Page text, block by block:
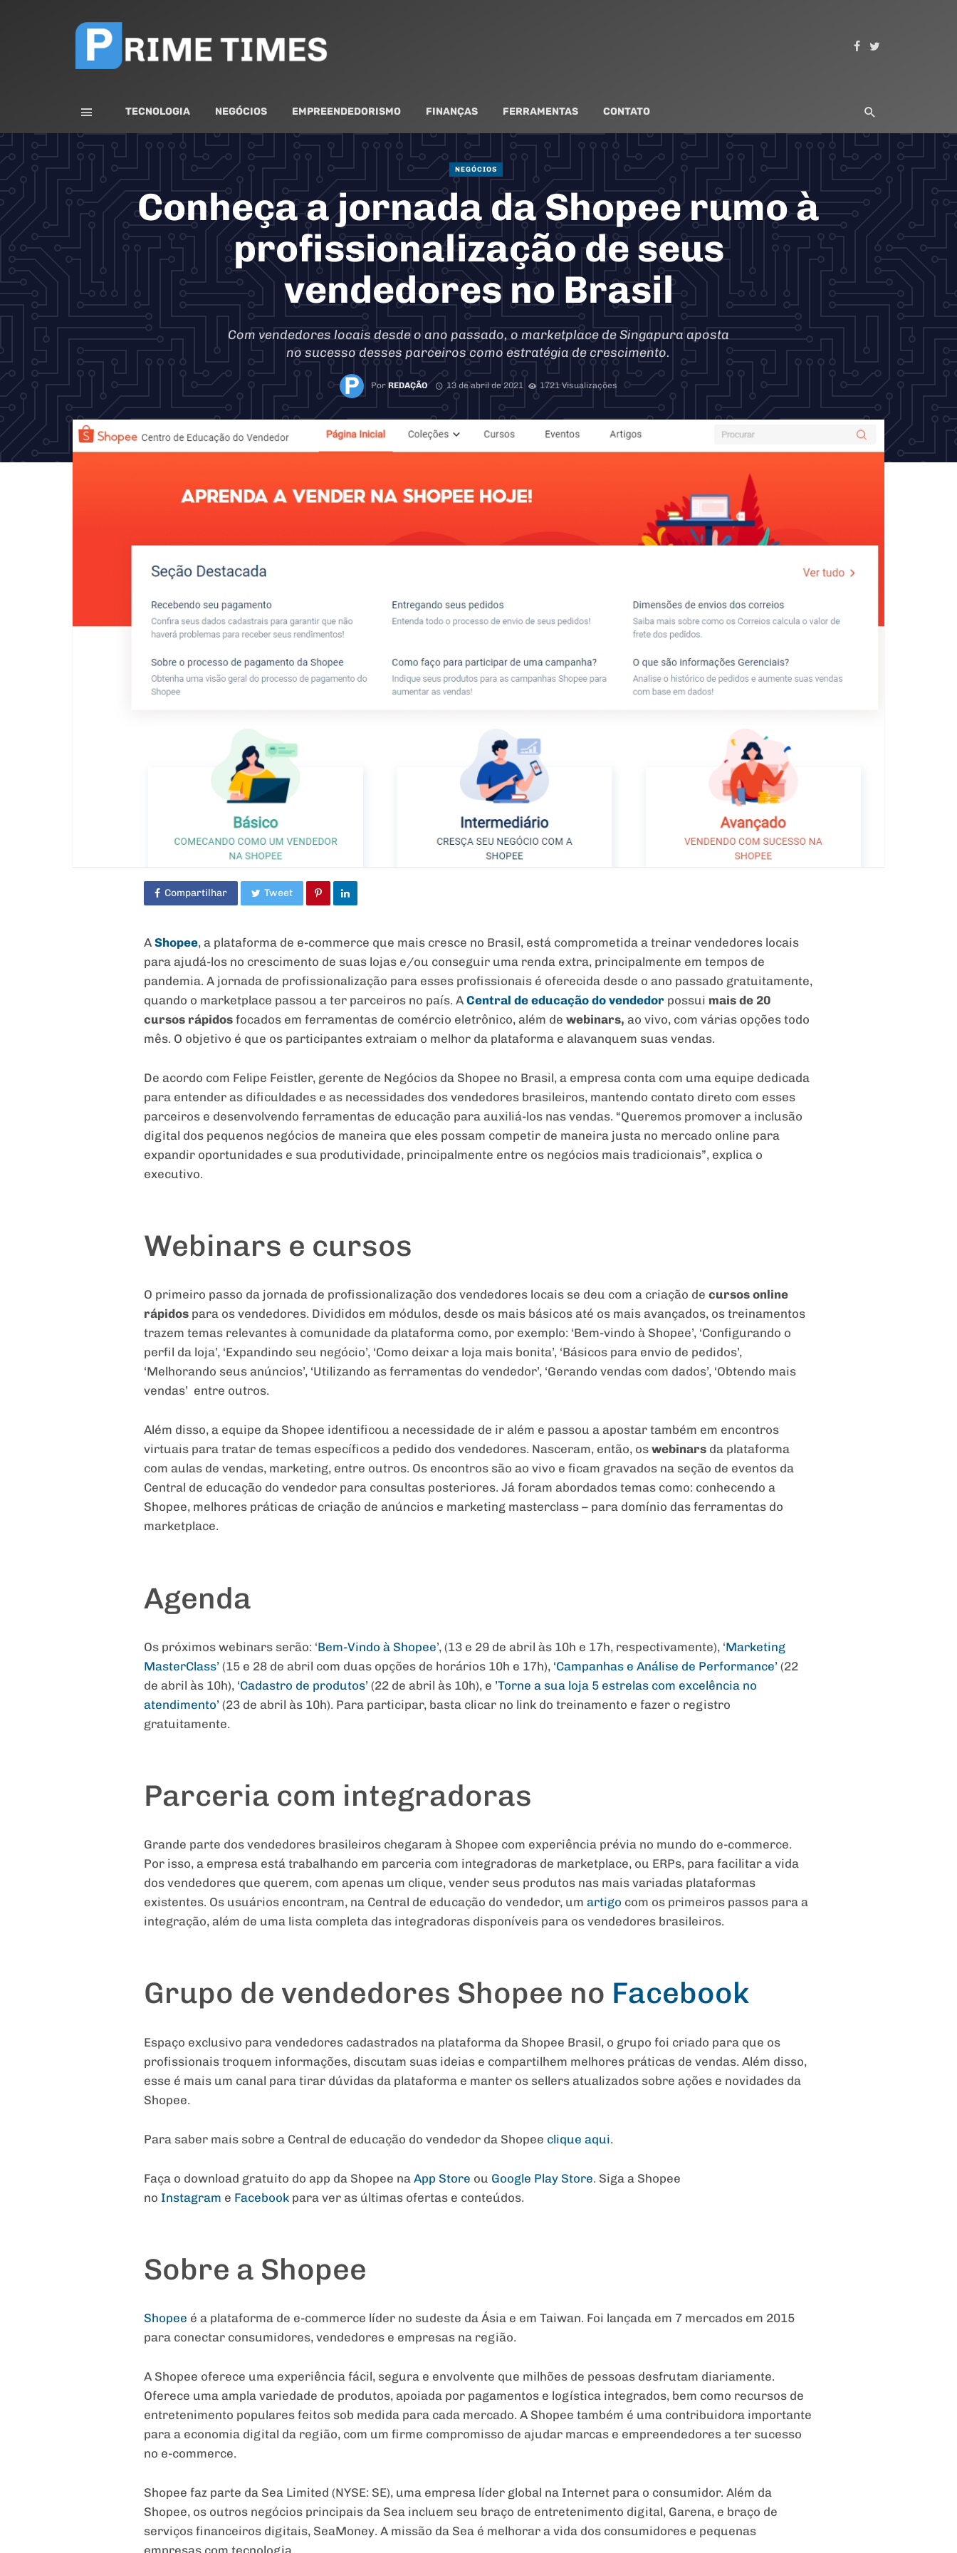
TECNOLOGIA NEGÓCIOS EMPREENDEDORISMO FINANÇAS FERRAMENTAS CONTATO
NEGÓCIOS
Conheça a jornada da Shopee rumo à
profissionalização de seus
vendedores no Brasil
Com vendedores locais desde o ano passado, o marketplace de Singapura aposta
no sucesso desses parceiros como estratégia de crescimento.
PorREDAÇÃO 13 de abril de 2021 1721 Visualizações
Compartilhar Tweet
A Shopee, a plataforma de e-commerce que mais cresce no Brasil, está comprometida a treinar vendedores locais
para ajudá-los no crescimento de suas lojas e/ou conseguir uma renda extra, principalmente em tempos de
pandemia. A jornada de profissionalização para esses profissionais é oferecida desde o ano passado gratuitamente,
quando o marketplace passou a ter parceiros no país. A Central de educação do vendedor possui mais de 20
cursos rápidos focados em ferramentas de comércio eletrônico, além de webinars, ao vivo, com várias opções todo
mês. O objetivo é que os participantes extraiam o melhor da plataforma e alavanquem suas vendas.
De acordo com Felipe Feistler, gerente de Negócios da Shopee no Brasil, a empresa conta com uma equipe dedicada
para entender as dificuldades e as necessidades dos vendedores brasileiros, mantendo contato direto com esses
parceiros e desenvolvendo ferramentas de educação para auxiliá-los nas vendas. “Queremos promover a inclusão
digital dos pequenos negócios de maneira que eles possam competir de maneira justa no mercado online para
expandir oportunidades e sua produtividade, principalmente entre os negócios mais tradicionais”, explica o
executivo.
Webinars e cursos
O primeiro passo da jornada de profissionalização dos vendedores locais se deu com a criação de cursos online
rápidos para os vendedores. Divididos em módulos, desde os mais básicos até os mais avançados, os treinamentos
trazem temas relevantes à comunidade da plataforma como, por exemplo: ‘Bem-vindo à Shopee’, ‘Configurando o
perfil da loja’, ‘Expandindo seu negócio’, ‘Como deixar a loja mais bonita’, ‘Básicos para envio de pedidos’,
‘Melhorando seus anúncios’, ‘Utilizando as ferramentas do vendedor’, ‘Gerando vendas com dados’, ‘Obtendo mais
vendas’ entre outros.
Além disso, a equipe da Shopee identificou a necessidade de ir além e passou a apostar também em encontros
virtuais para tratar de temas específicos a pedido dos vendedores. Nasceram, então, os webinars da plataforma
com aulas de vendas, marketing, entre outros. Os encontros são ao vivo e ficam gravados na seção de eventos da
Central de educação do vendedor para consultas posteriores. Já foram abordados temas como: conhecendo a
Shopee, melhores práticas de criação de anúncios e marketing masterclass – para domínio das ferramentas do
marketplace.
Agenda
Os próximos webinars serão: ‘Bem-Vindo à Shopee’, (13 e 29 de abril às 10h e 17h, respectivamente), ‘Marketing
MasterClass’ (15 e 28 de abril com duas opções de horários 10h e 17h), ‘Campanhas e Análise de Performance’ (22
de abril às 10h), ‘Cadastro de produtos’ (22 de abril às 10h), e ’Torne a sua loja 5 estrelas com excelência no
atendimento’ (23 de abril às 10h). Para participar, basta clicar no link do treinamento e fazer o registro
gratuitamente.
Parceria com integradoras
Grande parte dos vendedores brasileiros chegaram à Shopee com experiência prévia no mundo do e-commerce.
Por isso, a empresa está trabalhando em parceria com integradoras de marketplace, ou ERPs, para facilitar a vida
dos vendedores que querem, com apenas um clique, vender seus produtos nas mais variadas plataformas
existentes. Os usuários encontram, na Central de educação do vendedor, um artigo com os primeiros passos para a
integração, além de uma lista completa das integradoras disponíveis para os vendedores brasileiros.
Grupo de vendedores Shopee no Facebook
Espaço exclusivo para vendedores cadastrados na plataforma da Shopee Brasil, o grupo foi criado para que os
profissionais troquem informações, discutam suas ideias e compartilhem melhores práticas de vendas. Além disso,
esse é mais um canal para tirar dúvidas da plataforma e manter os sellers atualizados sobre ações e novidades da
Shopee.
Para saber mais sobre a Central de educação do vendedor da Shopee clique aqui.
Faça o download gratuito do app da Shopee na App Store ou Google Play Store. Siga a Shopee
no Instagram e Facebook para ver as últimas ofertas e conteúdos.
Sobre a Shopee
Shopee é a plataforma de e-commerce líder no sudeste da Ásia e em Taiwan. Foi lançada em 7 mercados em 2015
para conectar consumidores, vendedores e empresas na região.
A Shopee oferece uma experiência fácil, segura e envolvente que milhões de pessoas desfrutam diariamente.
Oferece uma ampla variedade de produtos, apoiada por pagamentos e logística integrados, bem como recursos de
entretenimento populares feitos sob medida para cada mercado. A Shopee também é uma contribuidora importante
para a economia digital da região, com um firme compromisso de ajudar marcas e empreendedores a ter sucesso
no e-commerce.
Shopee faz parte da Sea Limited (NYSE: SE), uma empresa líder global na Internet para o consumidor. Além da
Shopee, os outros negócios principais da Sea incluem seu braço de entretenimento digital, Garena, e braço de
serviços financeiros digitais, SeaMoney. A missão da Sea é melhorar a vida dos consumidores e pequenas
empresas com tecnologia.